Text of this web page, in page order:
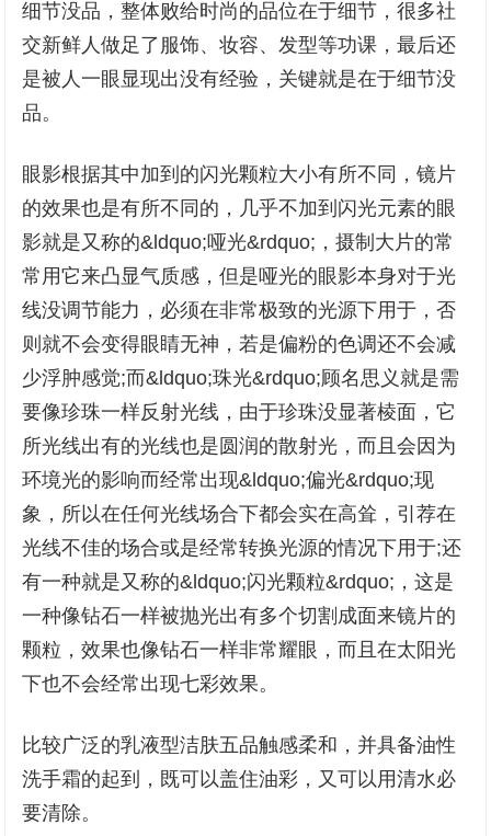
细节没品，整体败给时尚的品位在于细节，很多社
交新鲜人做足了服饰、妆容、发型等功课，最后还
是被人一眼显现出没有经验，关键就是在于细节没
品。
眼影根据其中加到的闪光颗粒大小有所不同，镜片
的效果也是有所不同的，几乎不加到闪光元素的眼
影就是又称的&ldquo;哑光&rdquo;，摄制大片的常
常用它来凸显气质感，但是哑光的眼影本身对于光
线没调节能力，必须在非常极致的光源下用于，否
则就不会变得眼睛无神，若是偏粉的色调还不会减
少浮肿感觉;而&ldquo;珠光&rdquo;顾名思义就是需
要像珍珠一样反射光线，由于珍珠没显著棱面，它
所光线出有的光线也是圆润的散射光，而且会因为
环境光的影响而经常出现&ldquo;偏光&rdquo;现
象，所以在任何光线场合下都会实在高耸，引荐在
光线不佳的场合或是经常转换光源的情况下用于;还
有一种就是又称的&ldquo;闪光颗粒&rdquo;，这是
一种像钻石一样被抛光出有多个切割成面来镜片的
颗粒，效果也像钻石一样非常耀眼，而且在太阳光
下也不会经常出现七彩效果。
比较广泛的乳液型洁肤五品触感柔和，并具备油性
洗手霜的起到，既可以盖住油彩，又可以用清水必
要清除。